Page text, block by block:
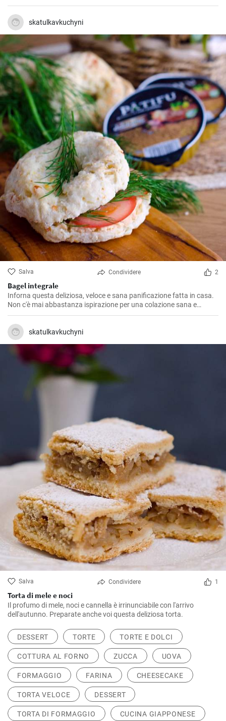
skatulkavkuchyni
Salva Condividere 2
Bagel integrale
Inforna questa deliziosa, veloce e sana panificazione fatta in casa.
Non c'è mai abbastanza ispirazione per una colazione sana e
gustosa.
skatulkavkuchyni
Salva Condividere 1
Torta di mele e noci
Il profumo di mele, noci e cannella è irrinunciabile con l'arrivo
dell'autunno. Preparate anche voi questa deliziosa torta.
DESSERT TORTE TORTE E DOLCI
COTTURA AL FORNO ZUCCA UOVA
FORMAGGIO FARINA CHEESECAKE
TORTA VELOCE DESSERT
TORTA DI FORMAGGIO CUCINA GIAPPONESE